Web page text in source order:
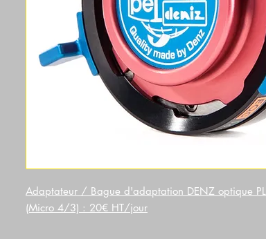
Adaptateur / Bague d'adaptation DENZ optique PL
(Micro 4/3) : 20€ HT/jour